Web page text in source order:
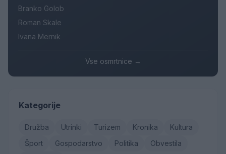
Branko Golob
Roman Skale
Ivana Mernik
Vse osmrtnice →
Kategorije
Družba Utrinki Turizem Kronika
Kultura
Šport
Gospodarstvo Politika
Obvestila